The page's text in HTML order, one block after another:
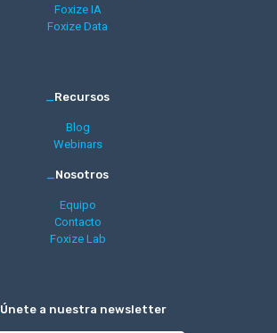
Foxize IA
Foxize Data
_Recursos
Blog
Webinars
_Nosotros
Equipo
Contacto
Foxize Lab
Únete a nuestra newsletter